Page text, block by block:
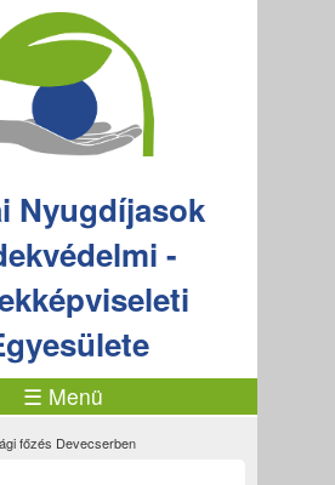
Nyugdíjasok
-
☰ Menü
főzés Devecserben